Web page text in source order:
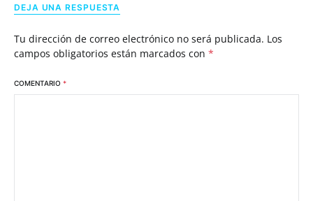
DEJA UNA RESPUESTA
Tu dirección de correo electrónico no será publicada. Los
campos obligatorios están marcados con *
COMENTARIO *